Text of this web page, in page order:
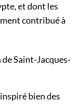
et dont les
contribué à
de Saint-Jacques-
bien des